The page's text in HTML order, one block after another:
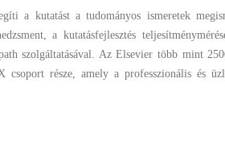
a kutatást a tudományos ismeretek
a kutatásfejlesztés
szolgáltatásával. Az Elsevier több mint
része, amely a professzionális és